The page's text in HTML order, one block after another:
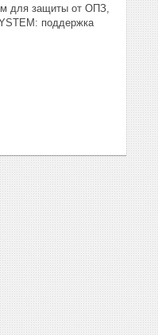
для защиты от ОПЗ,
поддержка